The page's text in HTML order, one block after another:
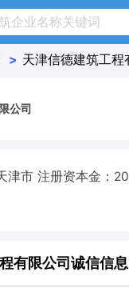
> 天津信德建筑工程
公司
津市 注册资本金：
有限公司诚信信息